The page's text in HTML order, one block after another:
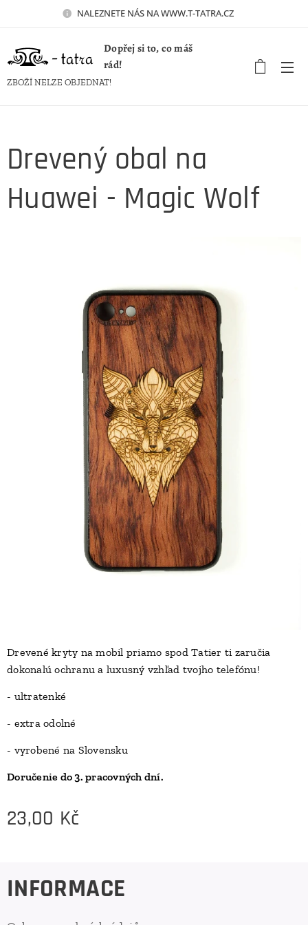
NALEZNETE NÁS NA WWW.T-TATRA.CZ 🚀
Dopřej si to, co máš
rád!
ZBOŽÍ NELZE OBJEDNAT!
Drevený obal na
Huawei - Magic Wolf
Drevené kryty na mobil priamo spod Tatier ti zaručia
dokonalú ochranu a luxusný vzhľad tvojho telefónu!
- ultratenké
- extra odolné
- vyrobené na Slovensku
Doručenie do 3. pracovných dní.
23,00 Kč
INFORMACE